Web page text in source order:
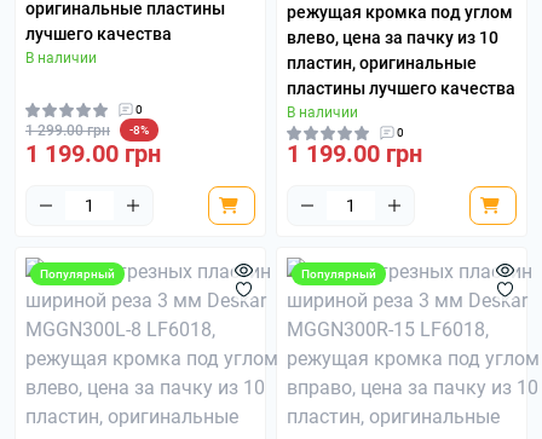
оригинальные пластины
лучшего качества
В наличии
0
1 299.00 грн -8%
1 199.00 грн
режущая кромка под углом
влево, цена за пачку из 10
пластин, оригинальные
пластины лучшего качества
В наличии
0
1 199.00 грн
Популярный Популярный